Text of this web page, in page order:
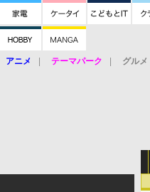
アニメ テーマパーク グルメ